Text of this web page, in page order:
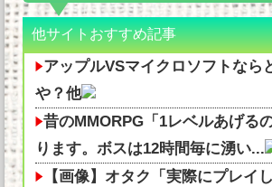
他サイトおすすめ記事
アップルVSマイクロソフトなら
や？他
昔のMMORPG「1レベルあげる
ります。ボスは12時間毎に湧い...
【画像】オタク「実際にプレイ